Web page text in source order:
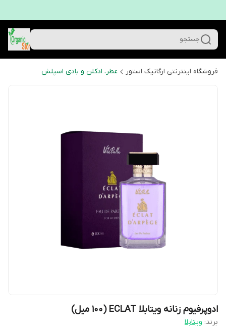
جستجو
فروشگاه اینترنتی ارگانیک استور عطر، ادکلن و بادی اسپلش
ادوپرفیوم زنانه ویتابلا ECLAT (۱۰۰ میل)
برند: ویتابلا